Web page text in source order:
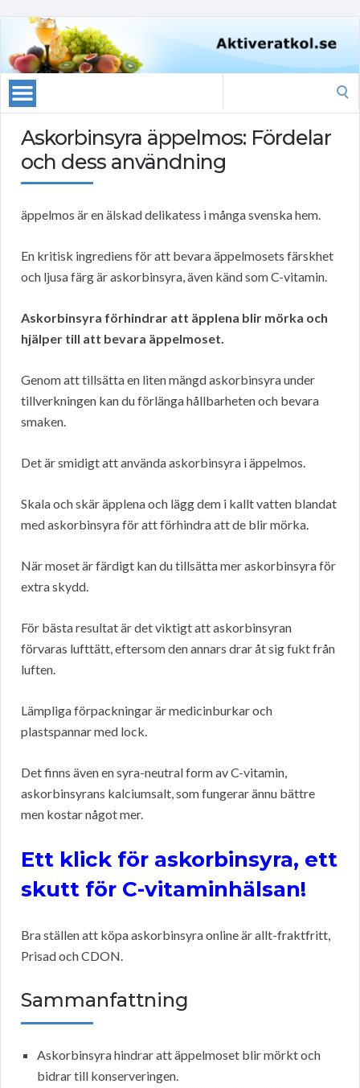
Askorbinsyra äppelmos: Fördelar
och dess användning
äppelmos är en älskad delikatess i många svenska hem.
En kritisk ingrediens för att bevara äppelmosets färskhet
och ljusa färg är askorbinsyra, även känd som C-vitamin.
Askorbinsyra förhindrar att äpplena blir mörka och
hjälper till att bevara äppelmoset.
Genom att tillsätta en liten mängd askorbinsyra under
tillverkningen kan du förlänga hållbarheten och bevara
smaken.
Det är smidigt att använda askorbinsyra i äppelmos.
Skala och skär äpplena och lägg dem i kallt vatten blandat
med askorbinsyra för att förhindra att de blir mörka.
När moset är färdigt kan du tillsätta mer askorbinsyra för
extra skydd.
För bästa resultat är det viktigt att askorbinsyran
förvaras lufttätt, eftersom den annars drar åt sig fukt från
luften.
Lämpliga förpackningar är medicinburkar och
plastspannar med lock.
Det finns även en syra-neutral form av C-vitamin,
askorbinsyrans kalciumsalt, som fungerar ännu bättre
men kostar något mer.
Ett klick för askorbinsyra, ett
skutt för C-vitaminhälsan!
Bra ställen att köpa askorbinsyra online är allt-fraktfritt,
Prisad och CDON.
Sammanfattning
Askorbinsyra hindrar att äppelmoset blir mörkt och
bidrar till konserveringen.